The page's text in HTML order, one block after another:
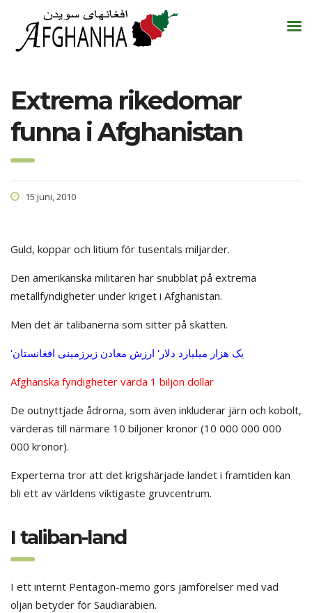
Extrema rikedomar
funna i Afghanistan
15 juni, 2010
Guld, koppar och litium för tusentals miljarder.
Den amerikanska militären har snubblat på extrema
metallfyndigheter under kriget i Afghanistan.
Men det är talibanerna som sitter på skatten.
'یک هزار میلیارد دلار' ارزش معادن زیرزمینی افغانستان
Afghanska fyndigheter värda 1 biljon dollar
De outnyttjade ådrorna, som även inkluderar järn och kobolt,
värderas till närmare 10 biljoner kronor (10 000 000 000
000 kronor).
Experterna tror att det krigshärjade landet i framtiden kan
bli ett av världens viktigaste gruvcentrum.
I taliban-land
I ett internt Pentagon-memo görs jämförelser med vad
oljan betyder för Saudiarabien.